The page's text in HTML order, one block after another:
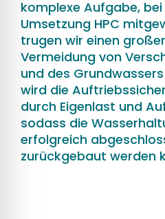
komplexe Aufgabe,
Umsetzung HPC
trugen wir einen
Vermeidung von
und des
wird die
durch Eigenlast und
sodass die
erfolgreich
zurückgebaut werden